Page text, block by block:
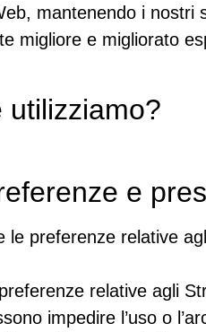
mantenendo i
migliore e migliorato
utilizziamo?
e
le preferenze relative
relative agli
impedire l’uso o